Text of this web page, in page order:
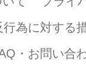
行為に対する
・お問い合